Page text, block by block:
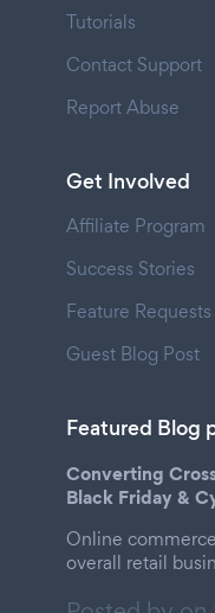
Tutorials
Contact Support
Report Abuse
Get Involved
Affiliate Program
Success Stories
Feature Requests
Guest Blog Post
Featured Blog
Converting
Black Friday &
Online
overall retail